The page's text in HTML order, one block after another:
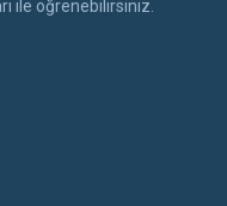
ile öğrenebilirsiniz.